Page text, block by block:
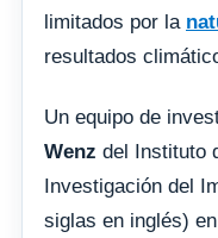
limitados por la
resultados
Un equipo de
Wenz del Instituto
Investigación del
siglas en inglés)